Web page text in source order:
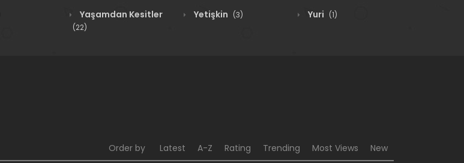
Yaşamdan Kesitler
(22)
Yetişkin (3) Yuri (1)
Order by Latest A-Z Rating Trending Most Views New